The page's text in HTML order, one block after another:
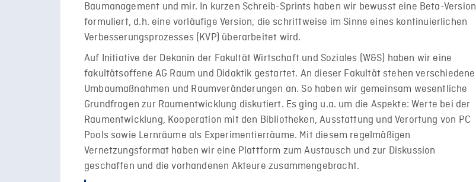
Baumanagement und mir. In kurzen Schreib-Sprints haben wir bewusst eine Beta-Version
formuliert, d.h. eine vorläufige Version, die schrittweise im Sinne eines kontinuierlichen
Verbesserungsprozesses (KVP) überarbeitet wird.
Auf Initiative der Dekanin der Fakultät Wirtschaft und Soziales (W&S) haben wir eine
fakultätsoffene AG Raum und Didaktik gestartet. An dieser Fakultät stehen verschiedene
Umbaumaßnahmen und Raumveränderungen an. So haben wir gemeinsam wesentliche
Grundfragen zur Raumentwicklung diskutiert. Es ging u.a. um die Aspekte: Werte bei der
Raumentwicklung, Kooperation mit den Bibliotheken, Ausstattung und Verortung von PC
Pools sowie Lernräume als Experimentierräume. Mit diesem regelmäßigen
Vernetzungsformat haben wir eine Plattform zum Austausch und zur Diskussion
geschaffen und die vorhandenen Akteure zusammengebracht.